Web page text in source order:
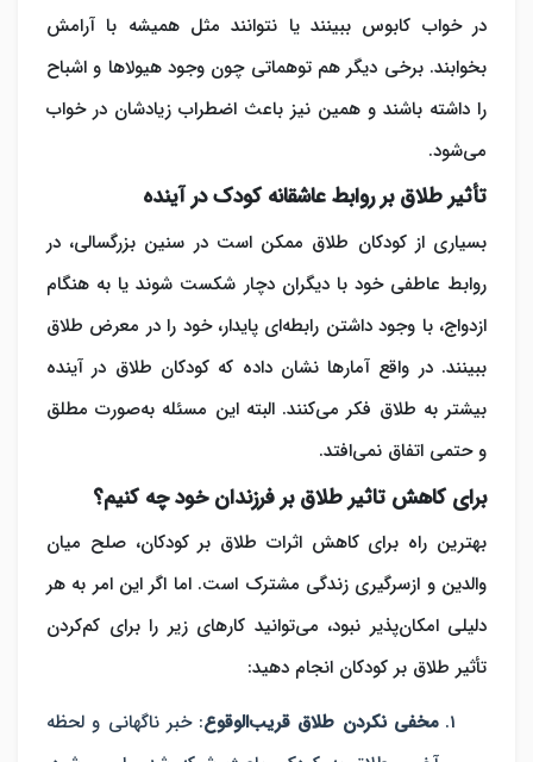
در خواب کابوس ببینند یا نتوانند مثل همیشه با آرامش
بخوابند. برخی دیگر هم توهماتی چون وجود هیولاها و اشباح
را داشته باشند و همین نیز باعث اضطراب زیادشان در خواب
می‌شود.
تأثیر طلاق بر روابط عاشقانه کودک در آینده
بسیاری از کودکان طلاق ممکن است در سنین بزرگسالی، در
روابط عاطفی خود با دیگران دچار شکست شوند یا به هنگام
ازدواج، با وجود داشتن رابطه‌ای پایدار، خود را در معرض طلاق
ببینند. در واقع آمارها نشان داده که کودکان طلاق در آینده
بیشتر به طلاق فکر می‌کنند. البته این مسئله به‌صورت مطلق
و حتمی اتفاق نمی‌افتد.
برای کاهش تاثیر طلاق بر فرزندان خود چه کنیم؟
بهترین راه برای کاهش اثرات طلاق بر کودکان، صلح میان
والدین و ازسرگیری زندگی مشترک است. اما اگر این امر به هر
دلیلی امکان‌پذیر نبود، می‌توانید کارهای زیر را برای کم‌کردن
تأثیر طلاق بر کودکان انجام دهید:
مخفی نکردن طلاق قریب‌الوقوع: خبر ناگهانی و لحظه